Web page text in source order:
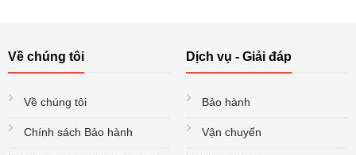
Về chúng tôi
Về chúng tôi
Chính sách Bảo hành
Dịch vụ - Giải đáp
Bảo hành
Vận chuyển